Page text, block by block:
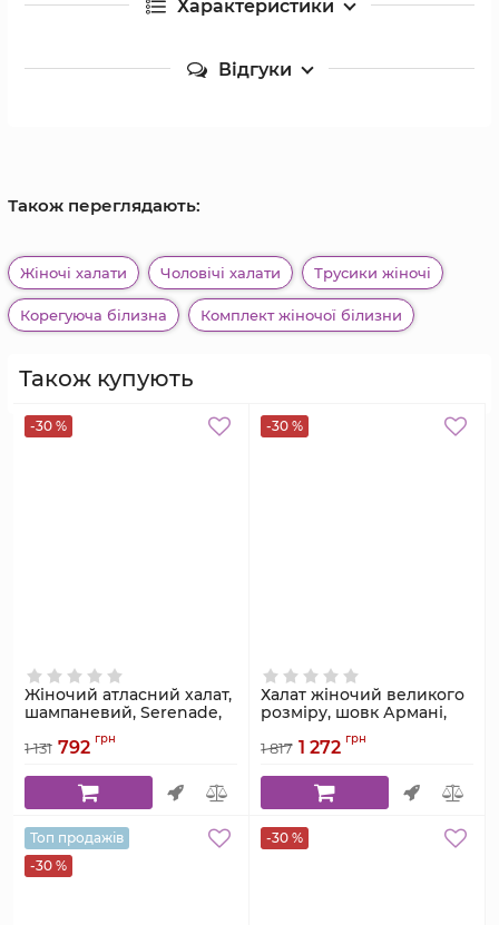
Характеристики
Відгуки
Також переглядають:
Жіночі халати Чоловічі халати Трусики жіночі
Корегуюча білизна Комплект жіночої білизни
Також купують
-30 %
Жіночий атласний халат,
шампаневий, Serenade,
Артикул:104
1 131 792 грн
-30 %
Халат жіночий великого
розміру, шовк Армані,
модель 1211
1 817 1 272 грн
Топ продажів
-30 %
-30 %